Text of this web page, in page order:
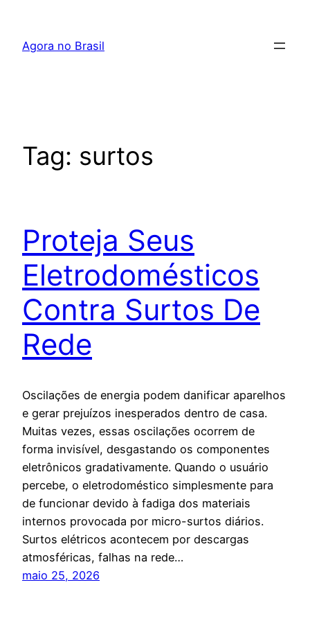
Agora no Brasil
Tag: surtos
Proteja Seus
Eletrodomésticos
Contra Surtos De
Rede
Oscilações de energia podem danificar aparelhos
e gerar prejuízos inesperados dentro de casa.
Muitas vezes, essas oscilações ocorrem de
forma invisível, desgastando os componentes
eletrônicos gradativamente. Quando o usuário
percebe, o eletrodoméstico simplesmente para
de funcionar devido à fadiga dos materiais
internos provocada por micro-surtos diários.
Surtos elétricos acontecem por descargas
atmosféricas, falhas na rede…
maio 25, 2026